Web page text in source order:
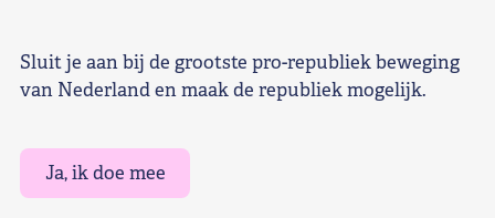
Sluit je aan bij de grootste pro-republiek beweging
van Nederland en maak de republiek mogelijk.
Ja, ik doe mee